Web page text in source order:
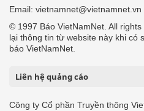
Email: vietnamnet@vietnamnet.vn
© 1997 Báo VietNamNet. All
lại thông tin từ website này khi có
báo VietNamNet.
Liên hệ quảng cáo
Công ty Cổ phần Truyền thông